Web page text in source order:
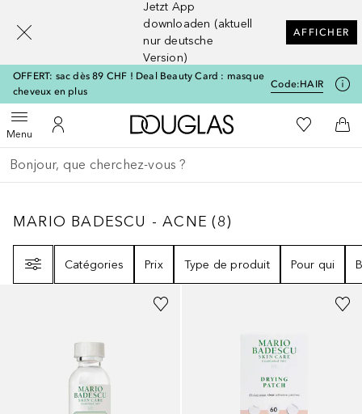
Jetzt App
downloaden (aktuell
nur deutsche
Version)
AFFICHER
OFFERT: sac dès 89 CHF ! Deal Beauty Card : masque
cheveux en plus
Code:HAIR
MenuOuvrir le menuVers Mon Compte
Vers l'accueil Douglas
Vers Ma
Retourner
Exécuter la recherche
MARIO BADESCU - ACNE8
MARIO BADESCU - ACNE (8)
Catégories
Prix Type de produit Pour qui
[navigation.slideout.screenreader]